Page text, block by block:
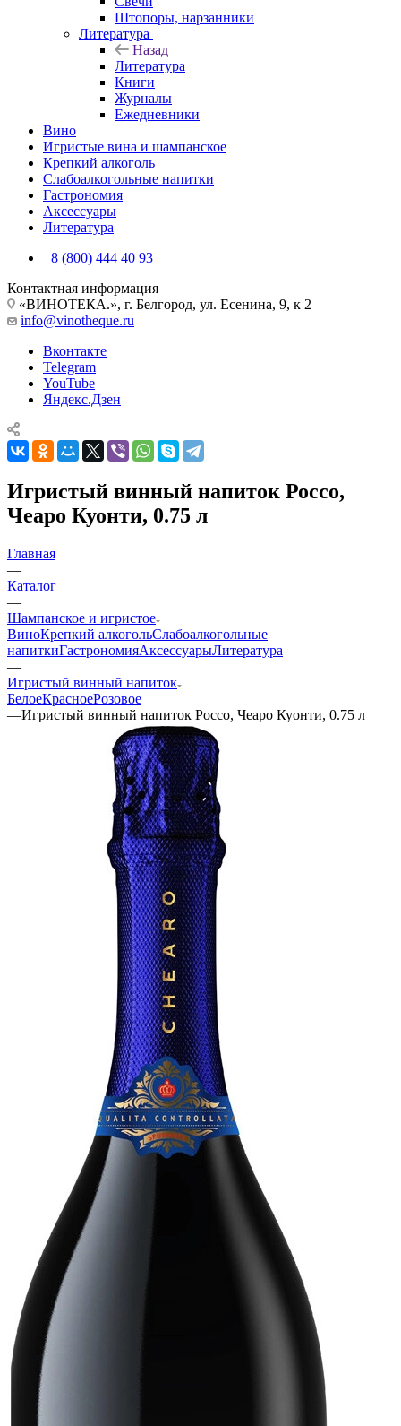
Штопоры, нарзанники
Литература
Назад
Литература
Книги
Журналы
Ежедневники
Вино
Игристые вина и шампанское
Крепкий алкоголь
Слабоалкогольные напитки
Гастрономия
Аксессуары
Литература
8 (800) 444 40 93
Контактная информация
«ВИНОТЕКА.», г. Белгород, ул. Есенина, 9, к 2
info@vinotheque.ru
Вконтакте
Telegram
YouTube
Яндекс.Дзен
Игристый винный напиток Россо,
Чеаро Куонти, 0.75 л
Главная
—
Каталог
—
Шампанское и игристое
ВиноКрепкий алкогольСлабоалкогольные
напиткиГастрономияАксессуарыЛитература
—
Игристый винный напиток
БелоеКрасноеРозовое
—Игристый винный напиток Россо, Чеаро Куонти, 0.75 л